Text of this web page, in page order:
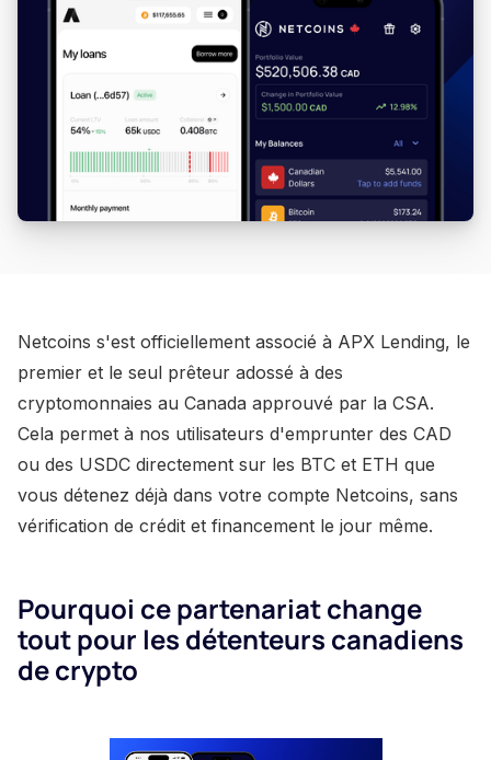
Netcoins s'est officiellement associé à APX Lending, le
premier et le seul prêteur adossé à des
cryptomonnaies au Canada approuvé par la CSA.
Cela permet à nos utilisateurs d'emprunter des CAD
ou des USDC directement sur les BTC et ETH que
vous détenez déjà dans votre compte Netcoins, sans
vérification de crédit et financement le jour même.
Pourquoi ce partenariat change
tout pour les détenteurs canadiens
de crypto